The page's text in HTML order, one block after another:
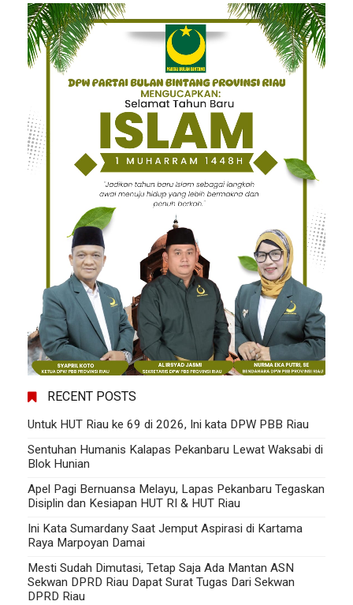
RECENT POSTS
Untuk HUT Riau ke 69 di 2026, Ini kata DPW PBB Riau
Sentuhan Humanis Kalapas Pekanbaru Lewat Waksabi di
Blok Hunian
Apel Pagi Bernuansa Melayu, Lapas Pekanbaru Tegaskan
Disiplin dan Kesiapan HUT RI & HUT Riau
Ini Kata Sumardany Saat Jemput Aspirasi di Kartama
Raya Marpoyan Damai
Mesti Sudah Dimutasi, Tetap Saja Ada Mantan ASN
Sekwan DPRD Riau Dapat Surat Tugas Dari Sekwan
DPRD Riau